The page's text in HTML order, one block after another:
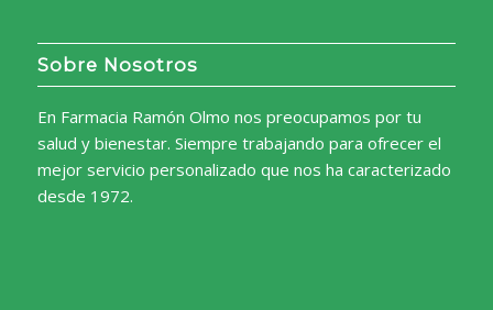
Sobre Nosotros
En Farmacia Ramón Olmo nos preocupamos por tu
salud y bienestar. Siempre trabajando para ofrecer el
mejor servicio personalizado que nos ha caracterizado
desde 1972.